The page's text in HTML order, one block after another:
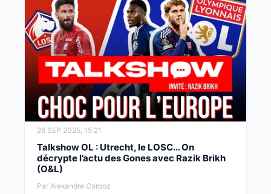
26 SEP 2025, 15:21
Talkshow OL : Utrecht, le LOSC… On
décrypte l’actu des Gones avec Razik Brikh
(O&L)
Par Alexandre Corboz